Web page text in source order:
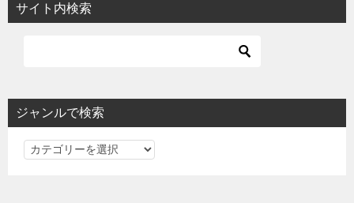
サイト内検索
ジャンルで検索
ジ